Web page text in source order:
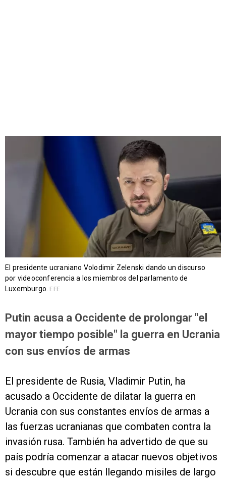
El presidente ucraniano Volodimir Zelenski dando un discurso
por videoconferencia a los miembros del parlamento de
Luxemburgo.
EFE
Putin acusa a Occidente de prolongar "el
mayor tiempo posible" la guerra en Ucrania
con sus envíos de armas
El presidente de Rusia, Vladimir Putin, ha
acusado a Occidente de dilatar la guerra en
Ucrania con sus constantes envíos de armas a
las fuerzas ucranianas que combaten contra la
invasión rusa. También ha advertido de que su
país podría comenzar a atacar nuevos objetivos
si descubre que están llegando misiles de largo